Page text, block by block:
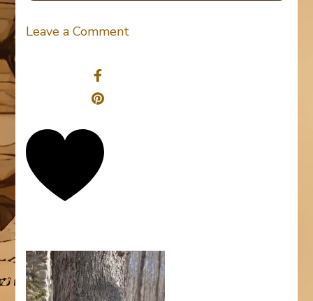
Leave a Commenton